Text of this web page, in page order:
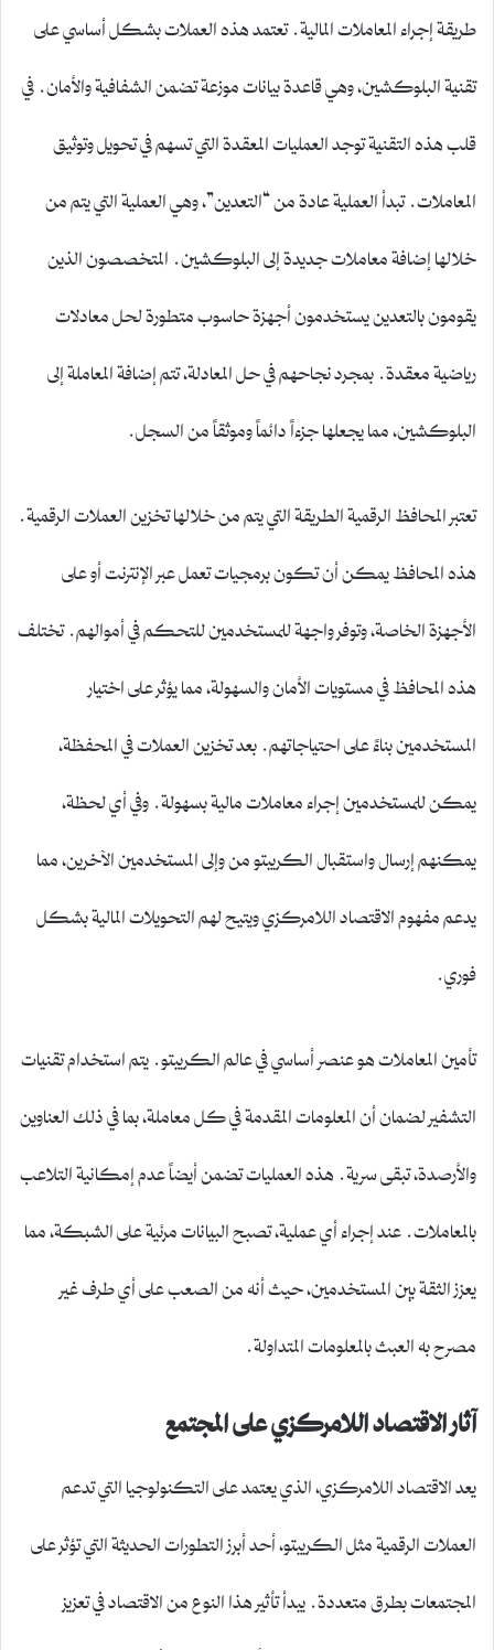
طريقة إجراء المعاملات المالية. تعتمد هذه العملات بشكل أساسي على
تقنية البلوكشين، وهي قاعدة بيانات موزعة تضمن الشفافية والأمان. في
قلب هذه التقنية توجد العمليات المعقدة التي تسهم في تحويل وتوثيق
المعاملات. تبدأ العملية عادة من “التعدين”، وهي العملية التي يتم من
خلالها إضافة معاملات جديدة إلى البلوكشين. المتخصصون الذين
يقومون بالتعدين يستخدمون أجهزة حاسوب متطورة لحل معادلات
رياضية معقدة. بمجرد نجاحهم في حل المعادلة، تتم إضافة المعاملة إلى
البلوكشين، مما يجعلها جزءاً دائماً وموثقاً من السجل.
تعتبر المحافظ الرقمية الطريقة التي يتم من خلالها تخزين العملات الرقمية.
هذه المحافظ يمكن أن تكون برمجيات تعمل عبر الإنترنت أو على
الأجهزة الخاصة، وتوفر واجهة للمستخدمين للتحكم في أموالهم. تختلف
هذه المحافظ في مستويات الأمان والسهولة، مما يؤثر على اختيار
المستخدمين بناءً على احتياجاتهم. بعد تخزين العملات في المحفظة،
يمكن للمستخدمين إجراء معاملات مالية بسهولة. وفي أي لحظة،
يمكنهم إرسال واستقبال الكريبتو من وإلى المستخدمين الآخرين، مما
يدعم مفهوم الاقتصاد اللامركزي ويتيح لهم التحويلات المالية بشكل
فوري.
تأمين المعاملات هو عنصر أساسي في عالم الكريبتو. يتم استخدام تقنيات
التشفير لضمان أن المعلومات المقدمة في كل معاملة، بما في ذلك العناوين
والأرصدة، تبقى سرية. هذه العمليات تضمن أيضاً عدم إمكانية التلاعب
بالمعاملات. عند إجراء أي عملية، تصبح البيانات مرئية على الشبكة، مما
يعزز الثقة بين المستخدمين، حيث أنه من الصعب على أي طرف غير
مصرح به العبث بالمعلومات المتداولة.
آثار الاقتصاد اللامركزي على المجتمع
يعد الاقتصاد اللامركزي، الذي يعتمد على التكنولوجيا التي تدعم
العملات الرقمية مثل الكريبتو، أحد أبرز التطورات الحديثة التي تؤثر على
المجتمعات بطرق متعددة. يبدأ تأثير هذا النوع من الاقتصاد في تعزيز